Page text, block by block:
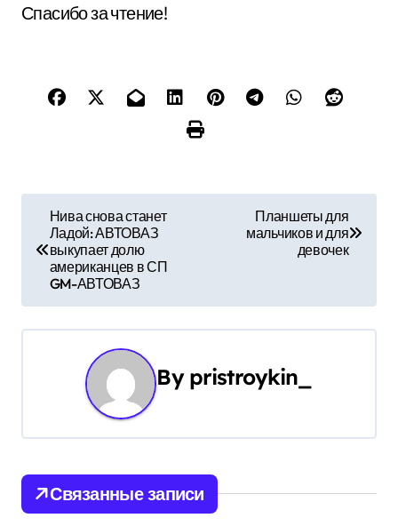
Спасибо за чтение!
и
ц
и
я
Нива снова станет
Ладой: АВТОВАЗ
выкупает долю
американцев в СП
GM-АВТОВАЗ
Планшеты для
мальчиков и для
девочек
By pristroykin_
Связанные записи